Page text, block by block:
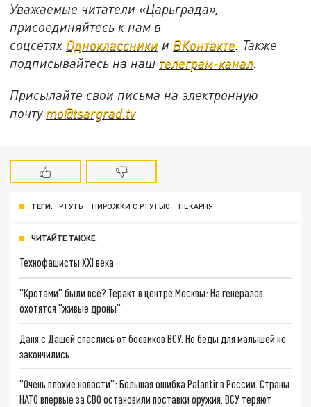
Уважаемые читатели «Царьграда»,
присоединяйтесь к нам в
соцсетях Одноклассники и ВКонтакте. Также
подписывайтесь на наш телеграм-канал.
Присылайте свои письма на электронную
почту mo@tsargrad.tv
ТЕГИ: РТУТЬ ПИРОЖКИ С РТУТЬЮ ПЕКАРНЯ
ЧИТАЙТЕ ТАКЖЕ:
Технофашисты XXI века
"Кротами" были все? Теракт в центре Москвы: На генералов
охотятся "живые дроны"
Даня с Дашей спаслись от боевиков ВСУ. Но беды для малышей не
закончились
"Очень плохие новости": Большая ошибка Palantir в России. Страны
НАТО впервые за СВО остановили поставки оружия. ВСУ теряют